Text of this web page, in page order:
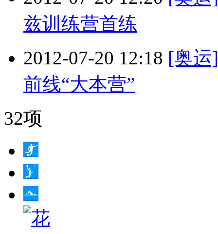
兹训练营首练
2012-07-20 12:18 [奥运
前线“大本营”
32项